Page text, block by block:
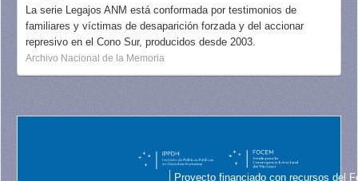
La serie Legajos ANM está conformada por testimonios de
familiares y víctimas de desaparición forzada y del accionar
represivo en el Cono Sur, producidos desde 2003.
Archivo Nacional de la Memoria
Proyecto financiado con recursos del